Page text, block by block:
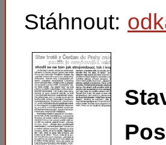
Stáhnout: